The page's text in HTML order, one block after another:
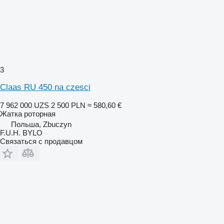
3
Claas RU 450 na czesci
7 962 000 UZS 2 500 PLN ≈ 580,60 €
Жатка роторная
Польша, Zbuczyn
F.U.H. BYLO
Связаться с продавцом